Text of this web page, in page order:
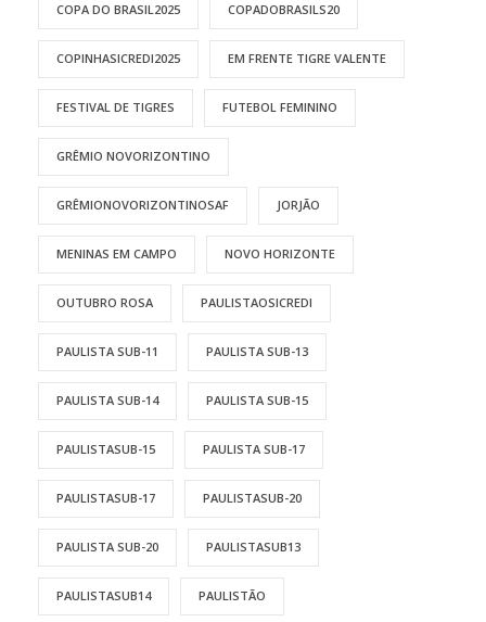
COPA DO BRASIL2025 COPADOBRASILS20
COPINHASICREDI2025 EM FRENTE TIGRE VALENTE
FESTIVAL DE TIGRES FUTEBOL FEMININO
GRÊMIO NOVORIZONTINO
GRÊMIONOVORIZONTINOSAF JORJÃO
MENINAS EM CAMPO NOVO HORIZONTE
OUTUBRO ROSA PAULISTAOSICREDI
PAULISTA SUB-11 PAULISTA SUB-13
PAULISTA SUB-14 PAULISTA SUB-15
PAULISTASUB-15 PAULISTA SUB-17
PAULISTASUB-17 PAULISTASUB-20
PAULISTA SUB-20 PAULISTASUB13
PAULISTASUB14 PAULISTÃO